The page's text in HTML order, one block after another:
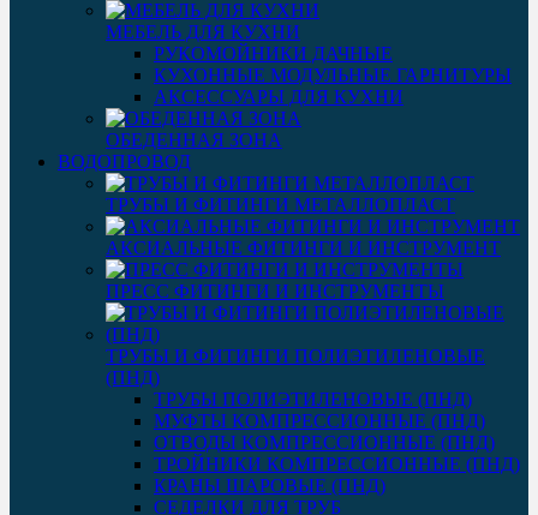
МЕБЕЛЬ ДЛЯ КУХНИ
РУКОМОЙНИКИ ДАЧНЫЕ
КУХОННЫЕ МОДУЛЬНЫЕ ГАРНИТУРЫ
АКСЕССУАРЫ ДЛЯ КУХНИ
ОБЕДЕННАЯ ЗОНА
ВОДОПРОВОД
ТРУБЫ И ФИТИНГИ МЕТАЛЛОПЛАСТ
АКСИАЛЬНЫЕ ФИТИНГИ И ИНСТРУМЕНТ
ПРЕСС ФИТИНГИ И ИНСТРУМЕНТЫ
ТРУБЫ И ФИТИНГИ ПОЛИЭТИЛЕНОВЫЕ
(ПНД)
ТРУБЫ ПОЛИЭТИЛЕНОВЫЕ (ПНД)
МУФТЫ КОМПРЕССИОННЫЕ (ПНД)
ОТВОДЫ КОМПРЕССИОННЫЕ (ПНД)
ТРОЙНИКИ КОМПРЕССИОННЫЕ (ПНД)
КРАНЫ ШАРОВЫЕ (ПНД)
СЕДЕЛКИ ДЛЯ ТРУБ